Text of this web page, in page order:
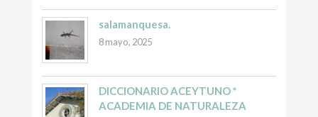
salamanquesa.
8 mayo, 2025
DICCIONARIO ACEYTUNO *
ACADEMIA DE NATURALEZA